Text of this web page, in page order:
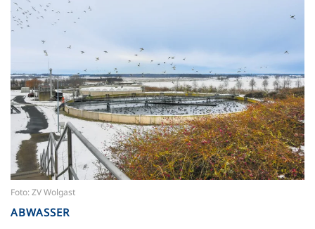
Foto: ZV Wolgast
ABWASSER